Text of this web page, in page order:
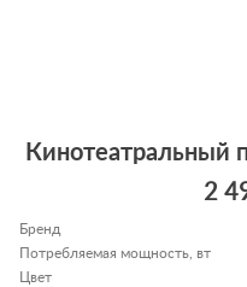
Кинотеатральный
2
Бренд
Потребляемая мощность, вт
Цвет